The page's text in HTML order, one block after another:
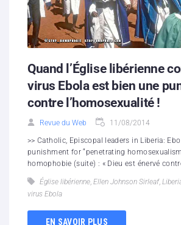
Quand l’Église libérienne
virus Ebola est bien une
contre l’homosexualité !
Revue du Web 11/08/2014
>> Catholic, Episcopal leaders in Liberia:
punishment for “penetrating
homophobie (suite) : « Dieu est énervé
Église libérienne Ellen Johnson Sirleaf,
virus Ebola
EN SAVOIR PLUS